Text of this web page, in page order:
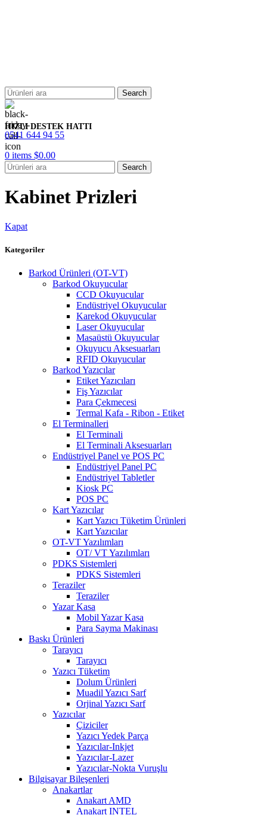
Search
HIZLI DESTEK HATTI
0541 644 94 55
0 items $0.00
Search
Kabinet Prizleri
Kapat
Kategoriler
Barkod Ürünleri (OT-VT)
Barkod Okuyucular
CCD Okuyucular
Endüstriyel Okuyucular
Karekod Okuyucular
Laser Okuyucular
Masaüstü Okuyucular
Okuyucu Aksesuarları
RFID Okuyucular
Barkod Yazıcılar
Etiket Yazıcıları
Fiş Yazıcılar
Para Çekmecesi
Termal Kafa - Ribon - Etiket
El Terminalleri
El Terminali
El Terminali Aksesuarları
Endüstriyel Panel ve POS PC
Endüstriyel Panel PC
Endüstriyel Tabletler
Kiosk PC
POS PC
Kart Yazıcılar
Kart Yazıcı Tüketim Ürünleri
Kart Yazıcılar
OT-VT Yazılımları
OT/ VT Yazılımları
PDKS Sistemleri
PDKS Sistemleri
Teraziler
Teraziler
Yazar Kasa
Mobil Yazar Kasa
Para Sayma Makinası
Baskı Ürünleri
Tarayıcı
Tarayıcı
Yazıcı Tüketim
Dolum Ürünleri
Muadil Yazıcı Sarf
Orjinal Yazıcı Sarf
Yazıcılar
Çiziciler
Yazıcı Yedek Parça
Yazıcılar-Inkjet
Yazıcılar-Lazer
Yazıcılar-Nokta Vuruşlu
Bilgisayar Bileşenleri
Anakartlar
Anakart AMD
Anakart INTEL